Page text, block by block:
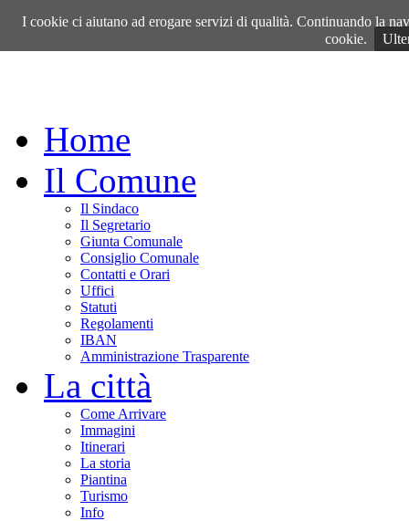
Venerdì, 07 Agosto 2026
Home
Il Comune
Il Sindaco
Il Segretario
Giunta Comunale
Consiglio Comunale
Contatti e Orari
Uffici
Statuti
Regolamenti
IBAN
Amministrazione Trasparente
La città
Come Arrivare
Immagini
Itinerari
La storia
Piantina
Turismo
Info
I cookie ci aiutano ad erogare servizi di qualità. Continuando la
cookie.